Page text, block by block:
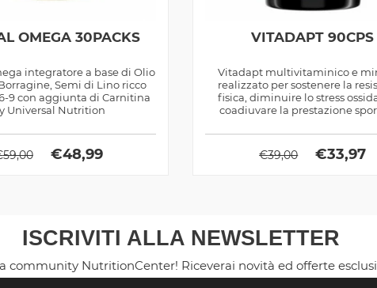
OMEGA 30PACKS
integratore a base di Olio
Semi di Lino ricco
9 con aggiunta di Carnitina
Universal Nutrition
59,00 €48,99
VITADAPT 90CPS
Vitadapt multivitaminico e
realizzato per sostenere la
fisica, diminuire lo stress
coadiuvare la prestazione
€39,00 €33,97
ISCRIVITI ALLA NEWSLETTER
community NutritionCenter! Riceverai novità ed offerte